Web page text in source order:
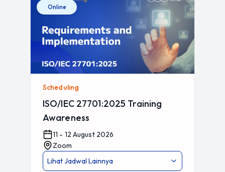
Online
Scheduling
ISO/IEC 27701:2025 Training
Awareness
11 - 12 August 2026
Zoom
Lihat Jadwal Lainnya